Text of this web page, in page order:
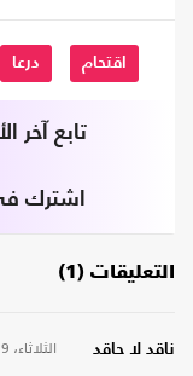
اقتحام درعا
تابع آخر
اشترك
التعليقات (1)
ناقد لا حاقد الثلاثاء، 29-06-2021